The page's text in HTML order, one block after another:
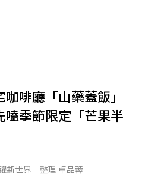
啡廳「山藥蓋飯」
季節限定「芒果半
新世界｜整理 卓品蓉